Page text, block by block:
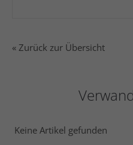
« Zurück zur Übersicht
Keine Artikel gefunden